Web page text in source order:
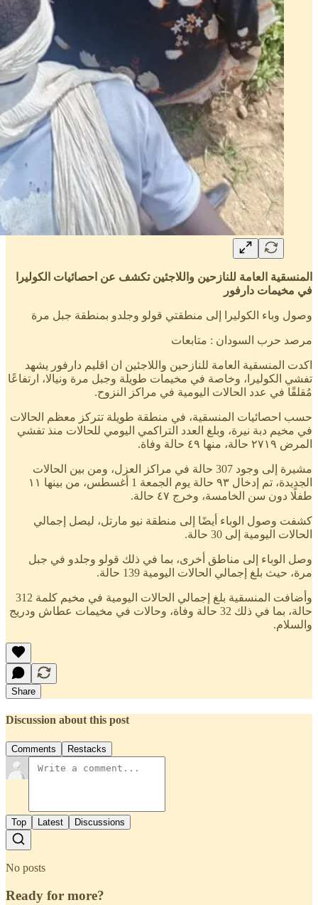
المنسقية العامة للنازحين واللاجئين تكشف عن احصائيات الكوليرا
في مخيمات دارفور
وصول وباء الكوليرا إلى منطقتي قولو وجلدو بمنطقة جبل مرة
مرصد حرب السودان : متابعات
اكدت المنسقية العامة للنازحين واللاجئين ان اقليم دارفور يشهد
تفشي الكوليرا، وخاصة في مخيمات طويلة وجبل مرة ونيالا، ارتفاعًا
مُقلقًا في عدد الحالات اليومية في مراكز النزوح.
حسب احصائيات المنسقية، في منطقة طويلة تتركز معظم الحالات
في مخيم دبة نيرة، وبلغ العدد التراكمي اليومي للحالات منذ تفشي
المرض ٢٧١٩ حالة، منها ٤٩ حالة وفاة.
مشيرة إلى وجود 307 حالة في مراكز العزل، ومن بين الحالات
الجديدة، تم إدخال ٩٣ حالة يوم الجمعة 1 أغسطس، من بينها ١١
طفلًا دون سن الخامسة، وخرج ٤٧ حالة.
كشفت وصول الوباء أيضًا إلى منطقة نيو مارتل، ليصل إجمالي
الحالات اليومية إلى 30 حالة.
وصل الوباء إلى مناطق أخرى، بما في ذلك قولو وجلدو في جبل
مرة، حيث بلغ إجمالي الحالات اليومية 139 حالة.
وأضافت المنسقية بلغ إجمالي الحالات اليومية في مخيم كلمة 312
حالة، بما في ذلك 32 حالة وفاة، وحالات في مخيمات عطاش ودريج
والسلام.
Share
Discussion about this post
Comments Restacks
Top Latest Discussions
No posts
Ready for more?